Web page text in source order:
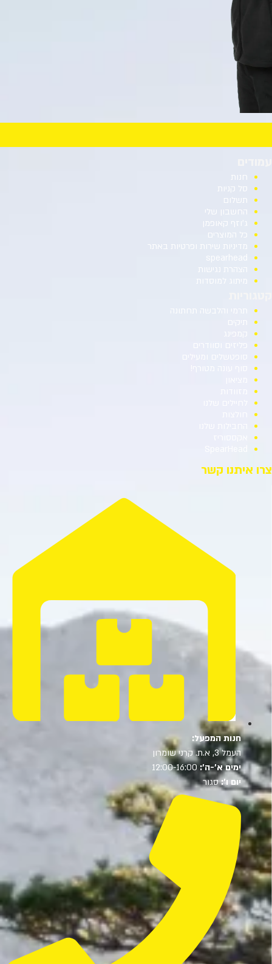
חנות
סל קניות
תשלום
החשבון שלי
ג’וזף קאופמן
כל המוצרים
מדיניות שירות ופרטיות באתר
spearhead
הצהרת נגישות
מיתוג למוסדות
תרמי והלבשה תחתונה
צרו איתנו קשר
חנות המפעל:
העמל 3, א.ת. קרני שומרון
ימים א’-ה’:
יום ו’:סגור